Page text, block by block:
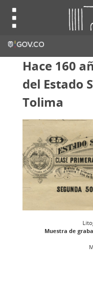
Hace 160
del Estado
Tolima
Muestra de